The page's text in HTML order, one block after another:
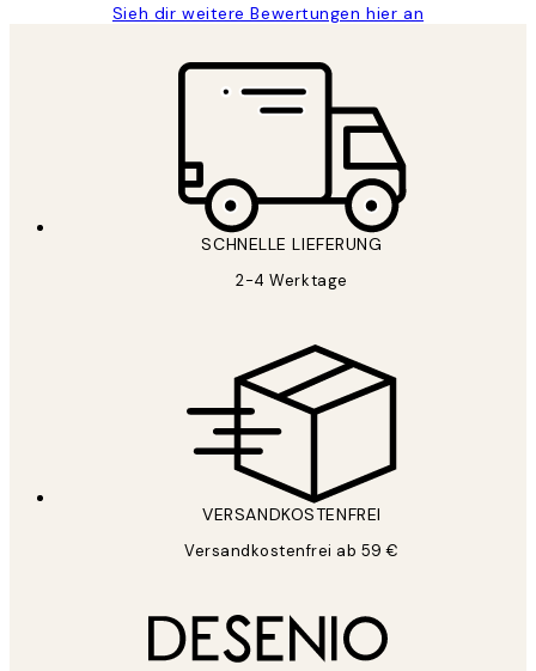
Sieh dir weitere Bewertungen hier an
SCHNELLE LIEFERUNG
2-4 Werktage
VERSANDKOSTENFREI
Versandkostenfrei ab 59 €